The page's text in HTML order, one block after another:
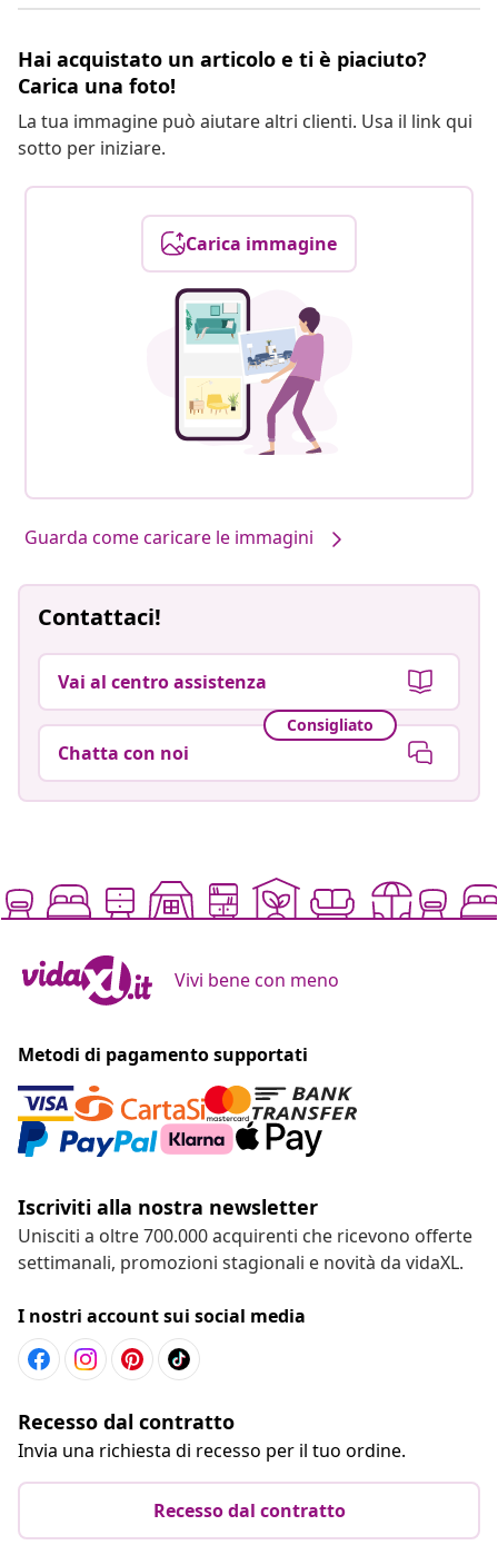
Hai acquistato un articolo e ti è piaciuto?
Carica una foto!
La tua immagine può aiutare altri clienti. Usa il link qui
sotto per iniziare.
Carica immagine
Guarda come caricare le immagini
Contattaci!
Vai al centro assistenza
Consigliato
Chatta con noi
Vivi bene con meno
Metodi di pagamento supportati
Iscriviti alla nostra newsletter
Unisciti a oltre 700.000 acquirenti che ricevono offerte
settimanali, promozioni stagionali e novità da vidaXL.
I nostri account sui social media
Recesso dal contratto
Invia una richiesta di recesso per il tuo ordine.
Recesso dal contratto